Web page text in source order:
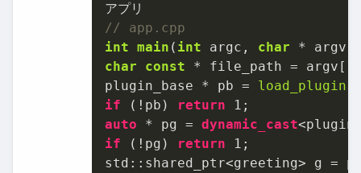
// app.cpp
int main ( int argc, char *
char
const * file_path = argv[
plugin_base * pb = load_plugin
if (!pb) return 1
auto * pg = dynamic_cast
if (!pg) return 1 ;
std::shared_ptr<greeting> g =